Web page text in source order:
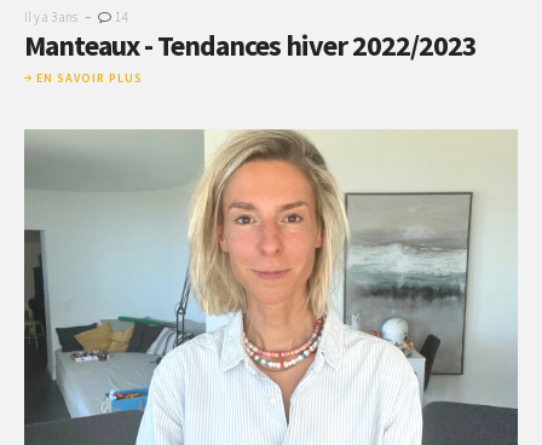
Il y a 3 ans - 14
Manteaux - Tendances hiver 2022/2023
EN SAVOIR PLUS